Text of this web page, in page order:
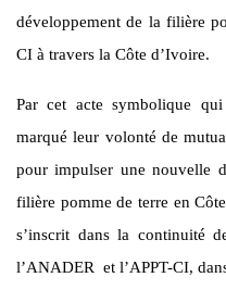
développement de la filière
CI à travers la Côte d’Ivoire.
Par cet acte symbolique
marqué leur volonté de
pour impulser une nouvelle
filière pomme de terre en
s’inscrit dans la continuité
l’ANADER et l’APPT-CI,